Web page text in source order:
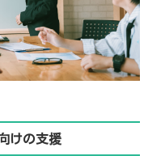
けの支援